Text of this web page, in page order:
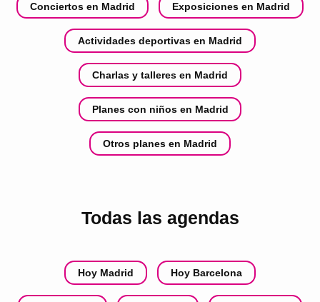
Conciertos en Madrid Exposiciones en Madrid
Actividades deportivas en Madrid
Charlas y talleres en Madrid
Planes con niños en Madrid
Otros planes en Madrid
Todas las agendas
Hoy Madrid Hoy Barcelona